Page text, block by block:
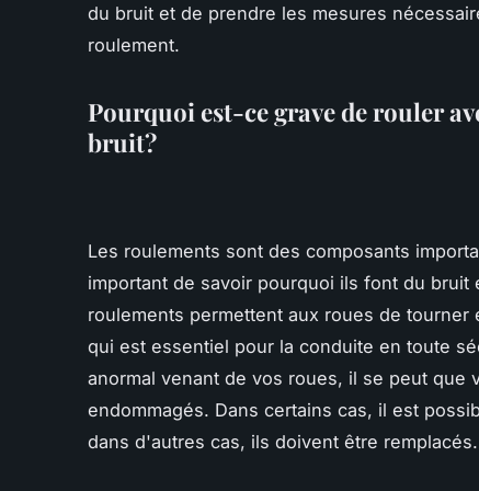
du bruit et de prendre les mesures
roulement.
Pourquoi est-ce grave de rouler
bruit?
Les roulements sont des composants
important de savoir pourquoi ils font du bruit
roulements permettent aux roues de
qui est essentiel pour la conduite en toute
anormal venant de vos roues, il se peut que
endommagés. Dans certains cas, il est
dans d'autres cas, ils doivent être remplacés.